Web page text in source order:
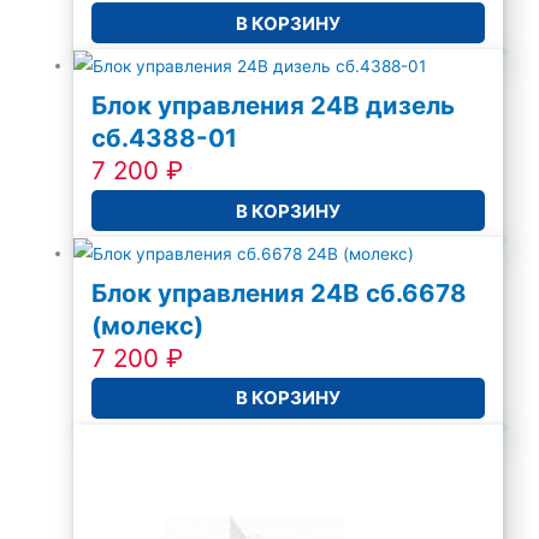
В КОРЗИНУ
Блок управления 24В дизель
сб.4388-01
7 200₽
В КОРЗИНУ
Блок управления 24В сб.6678
(молекс)
7 200₽
В КОРЗИНУ